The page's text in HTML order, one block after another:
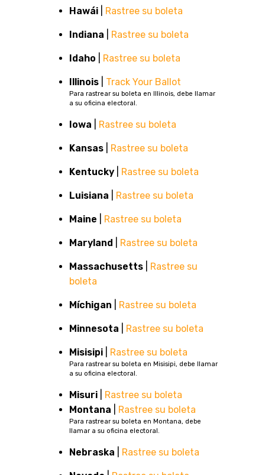
Hawái Rastree su boleta
Indiana Rastree su boleta
Idaho Rastree su boleta
Illinois Track Your Ballot
Para rastrear su boleta en Illinois, debe llamar
a su oficina electoral.
Iowa Rastree su boleta
Kansas Rastree su boleta
Kentucky Rastree su boleta
Luisiana Rastree su boleta
Maine Rastree su boleta
Maryland Rastree su boleta
Massachusetts
Rastree su
boleta
Míchigan Rastree su boleta
Minnesota Rastree su boleta
Misisipi Rastree su boleta
Para rastrear su boleta en Misisipi, debe llamar
a su oficina electoral.
Misuri
Rastree su boleta
Montana
Rastree su boleta
Para rastrear su boleta en Montana, debe
llamar a su oficina electoral.
Nebraska Rastree su boleta